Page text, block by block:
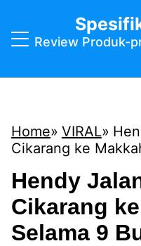
Review Produk-
Home VIRAL
Cikarang ke
Hendy
Cikarang
Selama 9